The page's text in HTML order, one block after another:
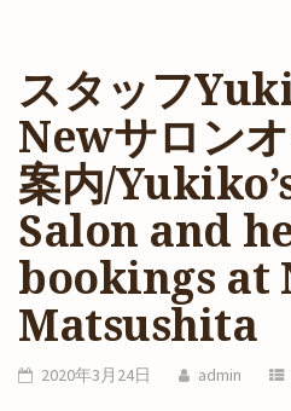
スタッフ
Newサロン
案内/
Salon and
bookings at
Matsushita
2020年3月24日 admin